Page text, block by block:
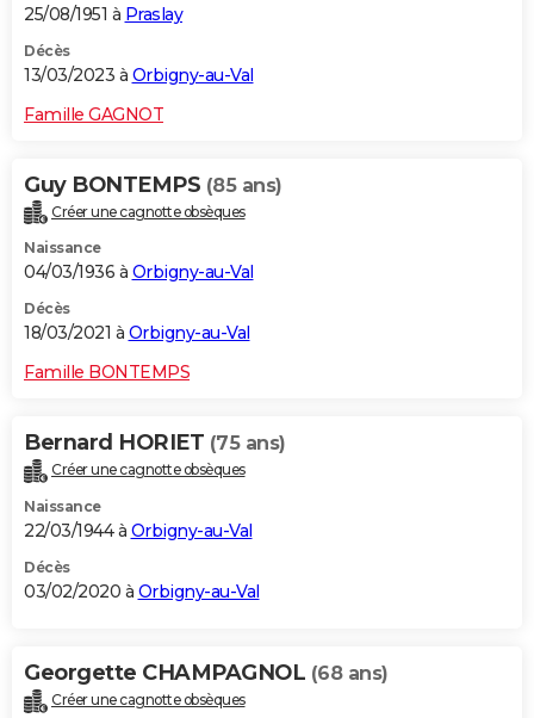
25/08/1951 à Praslay
Décès
13/03/2023 à Orbigny-au-Val
Famille GAGNOT
Guy BONTEMPS (85 ans)
Créer une cagnotte obsèques
Naissance
04/03/1936 à Orbigny-au-Val
Décès
18/03/2021 à Orbigny-au-Val
Famille BONTEMPS
Bernard HORIET (75 ans)
Créer une cagnotte obsèques
Naissance
22/03/1944 à Orbigny-au-Val
Décès
03/02/2020 à Orbigny-au-Val
Georgette CHAMPAGNOL (68 ans)
Créer une cagnotte obsèques